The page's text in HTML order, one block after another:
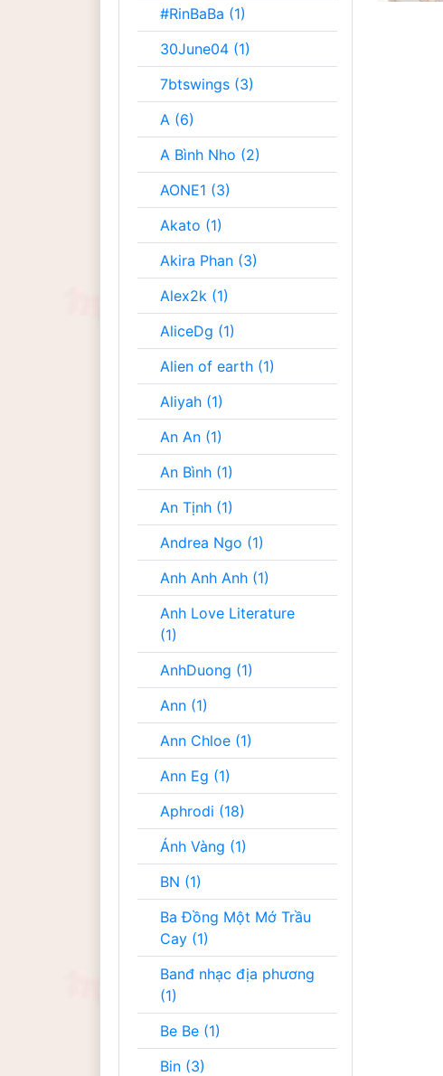
#RinBaBa (1)
30June04 (1)
7btswings (3)
A (6)
A Bình Nho (2)
AONE1 (3)
Akato (1)
Akira Phan (3)
Alex2k (1)
AliceDg (1)
Alien of earth (1)
Aliyah (1)
An An (1)
An Bình (1)
An Tịnh (1)
Andrea Ngo (1)
Anh Anh Anh (1)
Anh Love Literature
(1)
AnhDuong (1)
Ann (1)
Ann Chloe (1)
Ann Eg (1)
Aphrodi (18)
Ánh Vàng (1)
BN (1)
Ba Đồng Một Mớ Trầu
Cay (1)
Banđ nhạc địa phương
(1)
Be Be (1)
Bin (3)